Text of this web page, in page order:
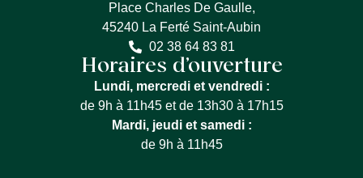
Place Charles De Gaulle,
45240 La Ferté Saint-Aubin
02 38 64 83 81
Horaires d’ouverture
Lundi, mercredi et vendredi :
de 9h à 11h45 et de 13h30 à 17h15
Mardi, jeudi et samedi :
de 9h à 11h45